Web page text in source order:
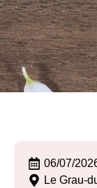
06/07/
Le Grau-